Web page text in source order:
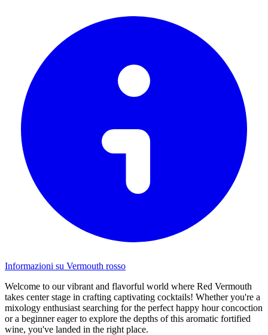
Informazioni su Vermouth rosso
Welcome to our vibrant and flavorful world where Red Vermouth
takes center stage in crafting captivating cocktails! Whether you're a
mixology enthusiast searching for the perfect happy hour concoction
or a beginner eager to explore the depths of this aromatic fortified
wine, you've landed in the right place.